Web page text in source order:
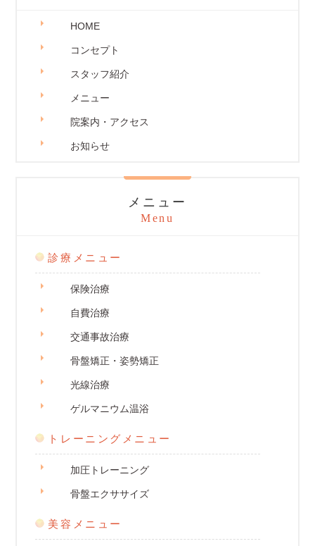
HOME
コンセプト
スタッフ紹介
メニュー
院案内・アクセス
お知らせ
メニュー
Menu
診療メニュー
保険治療
自費治療
交通事故治療
骨盤矯正・姿勢矯正
光線治療
ゲルマニウム温浴
トレーニングメニュー
加圧トレーニング
骨盤エクササイズ
美容メニュー